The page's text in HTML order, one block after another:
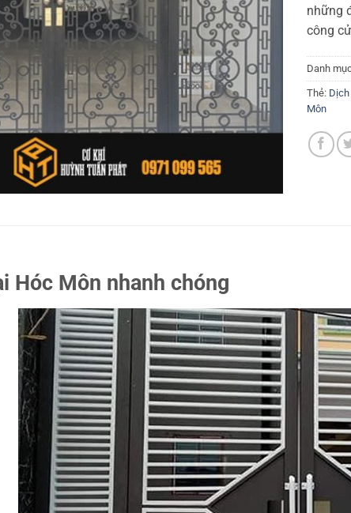
những
công
Danh
Thẻ:
Môn
Hóc Môn nhanh chóng